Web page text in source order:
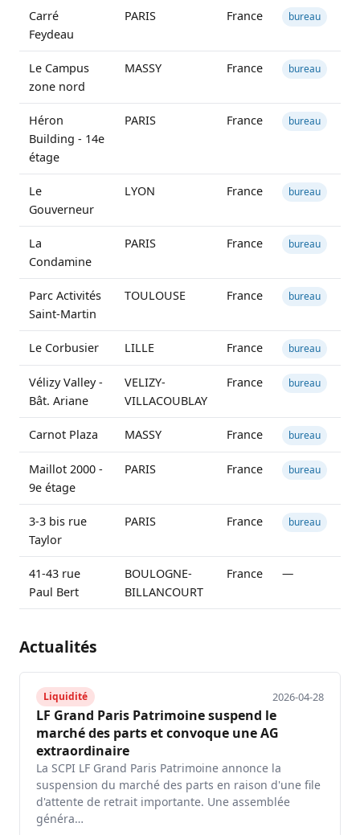
Carré
Feydeau
PARIS France bureau
Le Campus
zone nord
MASSY France bureau
Héron
Building - 14e
étage
PARIS France bureau
Le
Gouverneur
LYON France bureau
La
Condamine
PARIS France bureau
Parc Activités
Saint-Martin
TOULOUSE France bureau
Le Corbusier LILLE France bureau
Vélizy Valley -
Bât. Ariane
VELIZY-
VILLACOUBLAY
France bureau
Carnot Plaza MASSY France bureau
Maillot 2000 -
9e étage
PARIS France bureau
3-3 bis rue
Taylor
PARIS France bureau
41-43 rue
Paul Bert
BOULOGNE-
BILLANCOURT
France —
Actualités
Liquidité 2026-04-28
LF Grand Paris Patrimoine suspend le
marché des parts et convoque une AG
extraordinaire
La SCPI LF Grand Paris Patrimoine annonce la
suspension du marché des parts en raison d'une file
d'attente de retrait importante. Une assemblée
généra…